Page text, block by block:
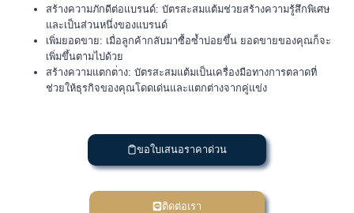
สร้างความภักดีต่อแบรนด์: บัตรสะสมแต้มช่วยสร้างความรู้สึกพิเศษ
และเป็นส่วนหนึ่งของแบรนด์
เพิ่มยอดขาย: เมื่อลูกค้ากลับมาซื้อซ้ำบ่อยขึ้น ยอดขายของคุณก็จะ
เพิ่มขึ้นตามไปด้วย
สร้างความแตกต่าง: บัตรสะสมแต้มเป็นเครื่องมือทางการตลาดที่
ช่วยให้ธุรกิจของคุณโดดเด่นและแตกต่างจากคู่แข่ง
ขอใบเสนอราคาด่วน
ติดต่อเรา